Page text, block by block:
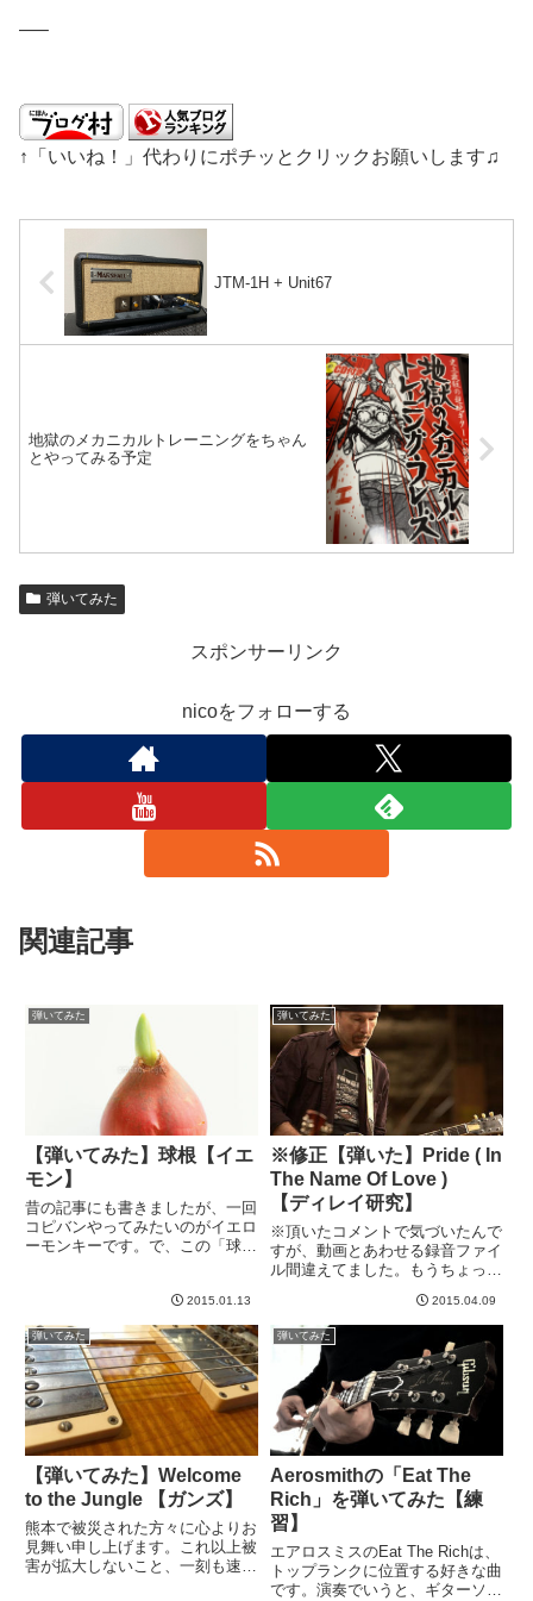
—–
↑「いいね！」代わりにポチッとクリックお願いします♫
JTM-1H + Unit67
地獄のメカニカルトレーニングをちゃん
とやってみる予定
弾いてみた
スポンサーリンク
nicoをフォローする
関連記事
弾いてみた
【弾いてみた】球根【イエ
モン】
昔の記事にも書きましたが、一回
コピバンやってみたいのがイエロ
ーモンキーです。で、この「球
エモンについて話してたら盛り上
がり、簡単そうだしすぐできそ
う！とか思い、そこから練習して
動...
2015.01.13
弾いてみた
※修正【弾いた】Pride ( In
The Name Of Love )
【ディレイ研究】
※頂いたコメントで気づいたんで
すが、動画とあわせる録音ファイ
ル間違えてました。もうちょっと
修正最近、改めてディレイにはま
っています。週末、TIMELINEで
いろんな設定を試してみたり、デ
ィレイが映えるリフを模索...
2015.04.09
弾いてみた
【弾いてみた】Welcome
to the Jungle 【ガンズ】
熊本で被災された方々に心よりお
見舞い申し上げます。これ以上被
害が拡大しないこと、一刻も速い
弾いてみた
Aerosmithの「Eat The
Rich」を弾いてみた【練
習】
エアロスミスのEat The Richは、
トップランクに位置する好きな曲
です。演奏でいうと、ギターソロ